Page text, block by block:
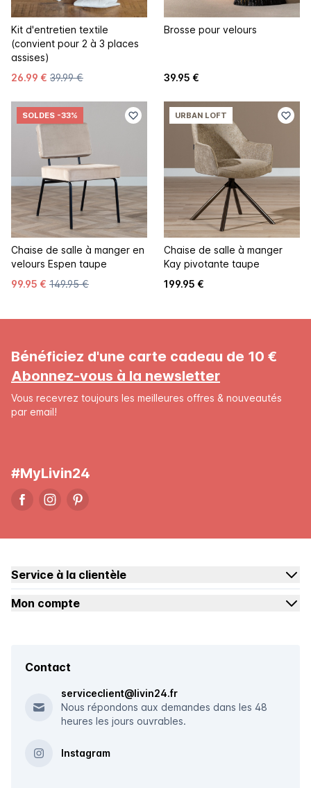
Kit d'entretien textile
(convient pour 2 à 3 places
assises)
26.99 € 39.99 €
Brosse pour velours
39.95 €
SOLDES -33%
Chaise de salle à manger en
velours Espen taupe
99.95 € 149.95 €
URBAN LOFT
Chaise de salle à manger
Kay pivotante taupe
199.95 €
Bénéficiez d'une carte cadeau de 10 €
Abonnez-vous à la newsletter
Vous recevrez toujours les meilleures offres & nouveautés
par email!
#MyLivin24
Service à la clientèle
Mon compte
Contact
serviceclient@livin24.fr
Nous répondons aux demandes dans les 48
heures les jours ouvrables.
Instagram